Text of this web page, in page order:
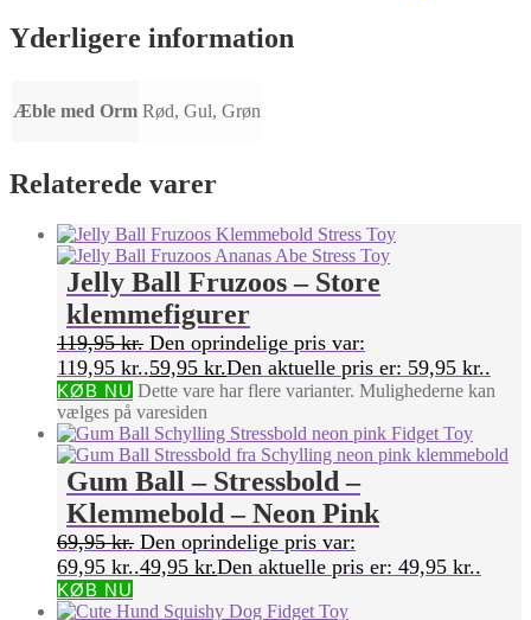
Yderligere information
Æble med Orm Rød, Gul, Grøn
Relaterede varer
Jelly Ball Fruzoos – Store
klemmefigurer
119,95kr. Den oprindelige pris var:
119,95 kr..59,95 kr.Den aktuelle pris er: 59,95 kr..
KØB NU Dette vare har flere varianter. Mulighederne kan
vælges på varesiden
Gum Ball – Stressbold –
Klemmebold – Neon Pink
69,95kr. Den oprindelige pris var:
69,95 kr..49,95 kr.Den aktuelle pris er: 49,95 kr..
KØB NU